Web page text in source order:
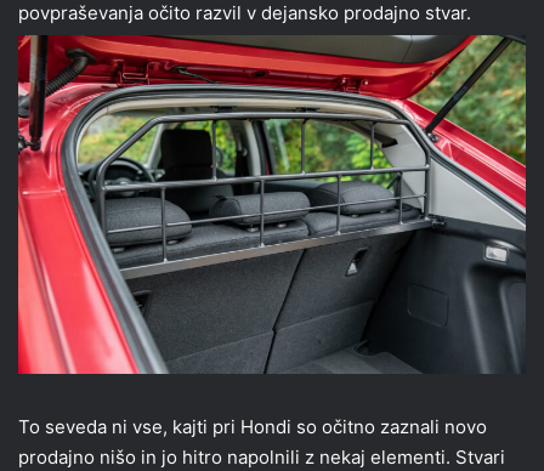
povpraševanja očito razvil v dejansko prodajno stvar.
To seveda ni vse, kajti pri Hondi so očitno zaznali novo
prodajno nišo in jo hitro napolnili z nekaj elementi. Stvari